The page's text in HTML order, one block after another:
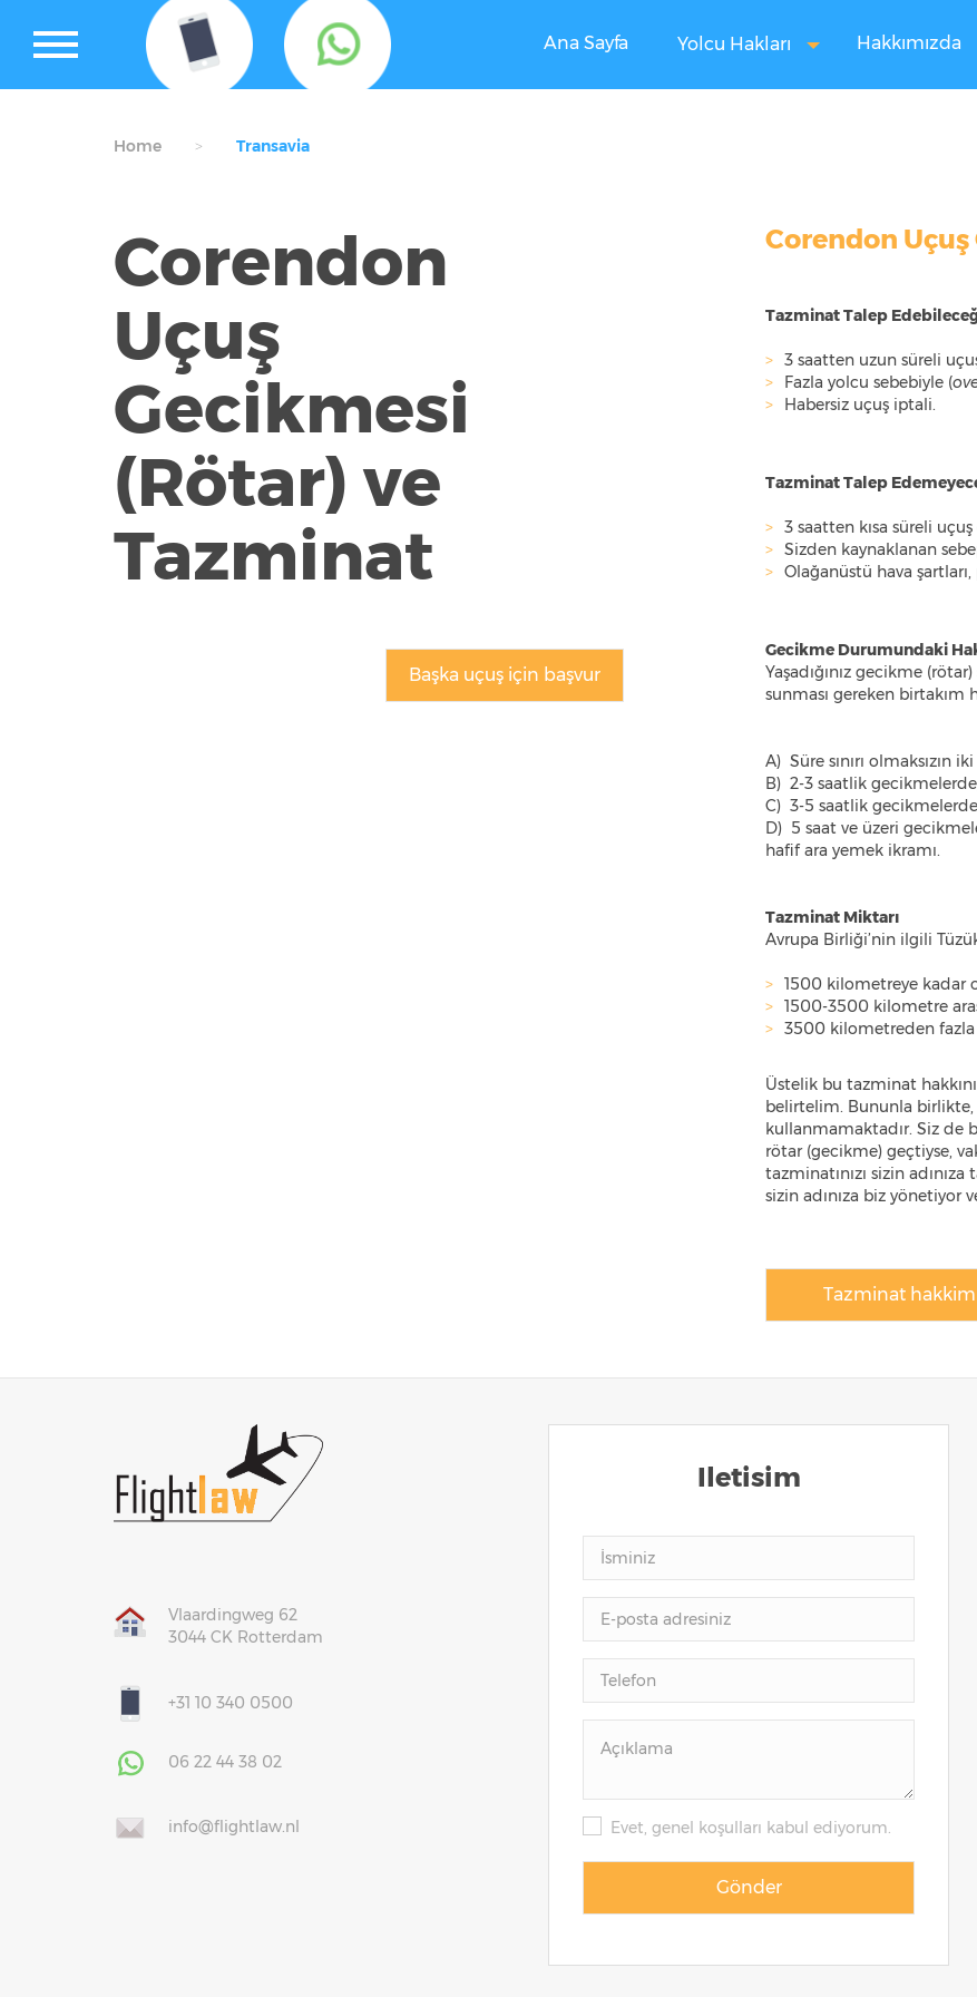
Ana Sayfa Yolcu Hakları Hakkımızda
Home Transavia
Corendon
Uçuş
Gecikmesi
(Rötar) ve
Tazminat
Başka uçuş için başvur
Corendon
Tazminat Talep
3 saatten uzun süreli
Fazla yolcu sebebiyle (
Habersiz uçuş iptali.
Tazminat Talep
3 saatten kısa süreli
Sizden kaynaklanan
Olağanüstü hava
Gecikme Durumundaki
Yaşadığınız gecikme
sunması gereken birtakım
A) Süre sınırı olmaksızın
B) 2-3 saatlik
C) 3-5 saatlik
D) 5 saat ve üzeri
hafif ara yemek ikramı.
Tazminat Miktarı
Avrupa Birliği’nin ilgili
1500 kilometreye kadar
1500-3500 kilometre
3500 kilometreden
Üstelik bu tazminat
belirtelim. Bununla birlikte,
kullanmamaktadır. Siz de
rötar (gecikme) geçtiyse,
tazminatınızı sizin
sizin adınıza biz yönetiyor
Tazminat hakkim
Vlaardingweg 62
3044 CK Rotterdam
+31 10 340 0500
06 22 44 38 02
info@flightlaw.nl
Iletisim
Evet, genel koşulları kabul ediyorum.